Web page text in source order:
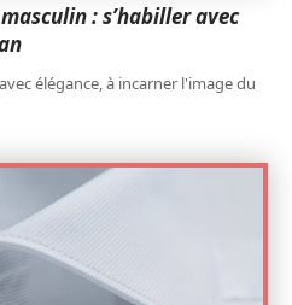
: s’habiller avec
élégance, à incarner l'image du